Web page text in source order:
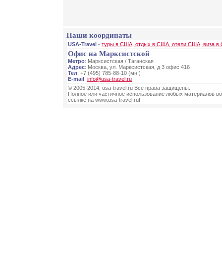
Наши координаты
USA-Travel - туры в США, отдых в США, отели США, виза
Офис на Марксистской
Метро: Марксистская / Таганская
Адрес: Москва, ул. Марксистская, д 3 офис 416
Тел: +7 (495) 785-88-10 (мн.)
E-mail: info@usa-travel.ru
© 2005-2014, usa-travel.ru Все права защищены.
Полное или частичное использование любых материалов
ссылке на www.usa-travel.ru!